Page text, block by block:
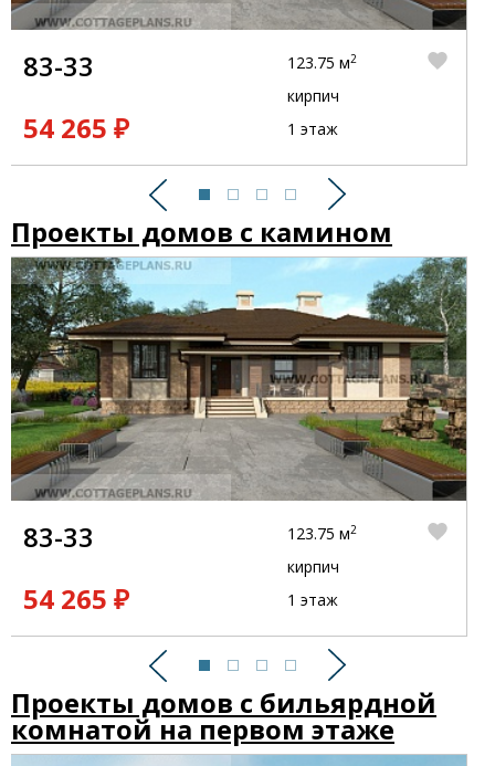
Предыдущий Следующий
83-33
54 265 ₽
123.75 м2
кирпич
1 этаж
Проекты домов с камином
Предыдущий Следующий
83-33
54 265 ₽
123.75 м2
кирпич
1 этаж
Проекты домов с бильярдной
комнатой на первом этаже